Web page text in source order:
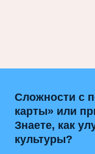
Сложности с
карты» или
Знаете, как
культуры?